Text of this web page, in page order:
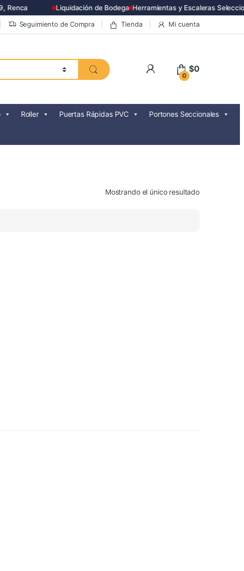
Liquidación de Bodega Herramientas y Escaleras
Seguimiento de Compra Tienda Mi cuenta
0
$0
Roller Puertas Rápidas PVC Portones Seccionales
Mostrando el único resultado